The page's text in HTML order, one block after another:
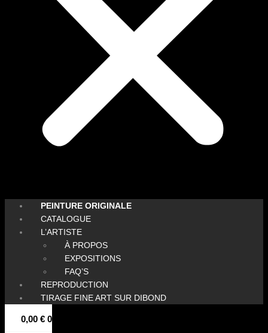
PEINTURE ORIGINALE
CATALOGUE
L’ARTISTE
À PROPOS
EXPOSITIONS
FAQ’S
REPRODUCTION
TIRAGE FINE ART SUR DIBOND
0,00 € 0